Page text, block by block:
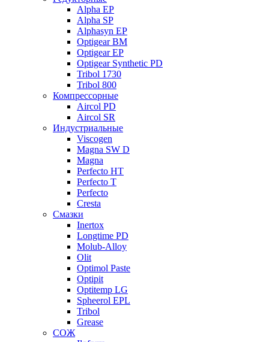
Alpha EP
Alpha SP
Alphasyn EP
Optigear BM
Optigear EP
Optigear Synthetic PD
Tribol 1730
Tribol 800
Компрессорные
Aircol PD
Aircol SR
Индустриальные
Viscogen
Magna SW D
Magna
Perfecto HT
Perfecto T
Perfecto
Cresta
Смазки
Inertox
Longtime PD
Molub-Alloy
Olit
Optimol Paste
Optipit
Optitemp LG
Spheerol EPL
Tribol
Grease
СОЖ